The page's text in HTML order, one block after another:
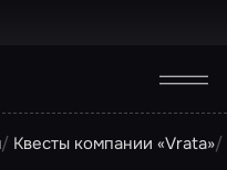
Квесты компании «Vrata»
ЗАКРЫТ